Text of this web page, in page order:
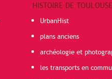
HISTOIRE DE TOULOUSE
UrbanHist
plans anciens
archéologie et
les transports en